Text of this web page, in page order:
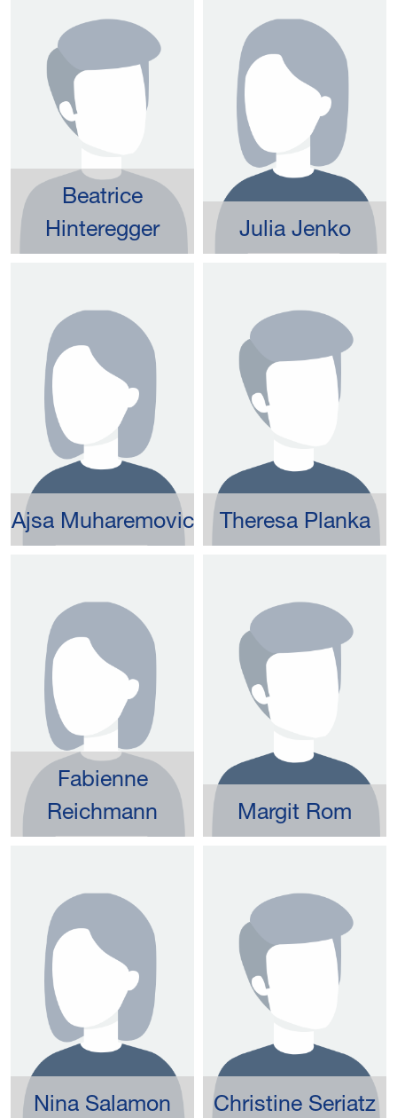
Beatrice
Hinteregger
Julia Jenko
Ajsa Muharemovic Theresa Planka
Fabienne
Reichmann
Margit Rom
Nina Salamon Christine Seriatz